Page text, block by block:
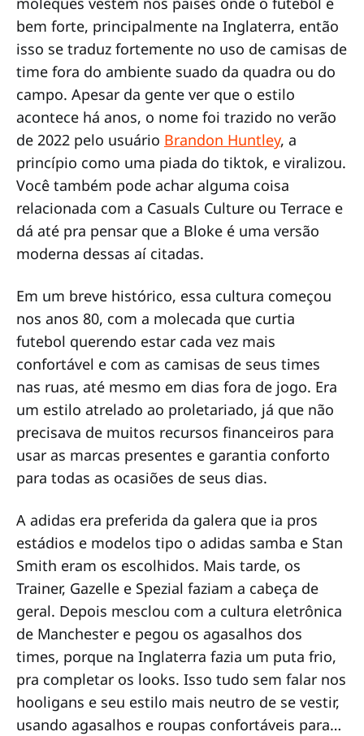
bem forte, principalmente na Inglaterra, então
isso se traduz fortemente no uso de camisas de
time fora do ambiente suado da quadra ou do
campo. Apesar da gente ver que o estilo
acontece há anos, o nome foi trazido no verão
de 2022 pelo usuário Brandon Huntley, a
princípio como uma piada do tiktok, e viralizou.
Você também pode achar alguma coisa
relacionada com a Casuals Culture ou Terrace e
dá até pra pensar que a Bloke é uma versão
moderna dessas aí citadas.
Em um breve histórico, essa cultura começou
nos anos 80, com a molecada que curtia
futebol querendo estar cada vez mais
confortável e com as camisas de seus times
nas ruas, até mesmo em dias fora de jogo. Era
um estilo atrelado ao proletariado, já que não
precisava de muitos recursos financeiros para
usar as marcas presentes e garantia conforto
para todas as ocasiões de seus dias.
A adidas era preferida da galera que ia pros
estádios e modelos tipo o adidas samba e Stan
Smith eram os escolhidos. Mais tarde, os
Trainer, Gazelle e Spezial faziam a cabeça de
geral. Depois mesclou com a cultura eletrônica
de Manchester e pegou os agasalhos dos
times, porque na Inglaterra fazia um puta frio,
pra completar os looks. Isso tudo sem falar nos
hooligans e seu estilo mais neutro de se vestir,
usando agasalhos e roupas confortáveis para…